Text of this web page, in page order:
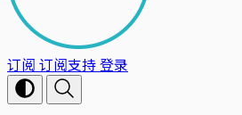
订阅 订阅支持登录